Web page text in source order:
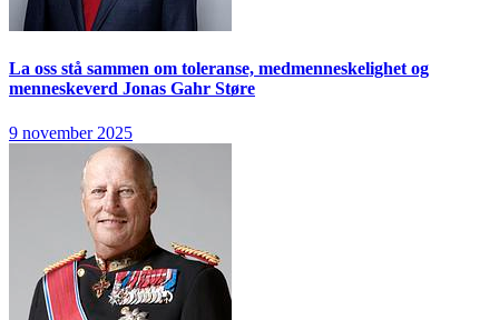
La oss stå sammen om toleranse, medmenneskelighet og
menneskeverd Jonas Gahr Støre
9 november 2025